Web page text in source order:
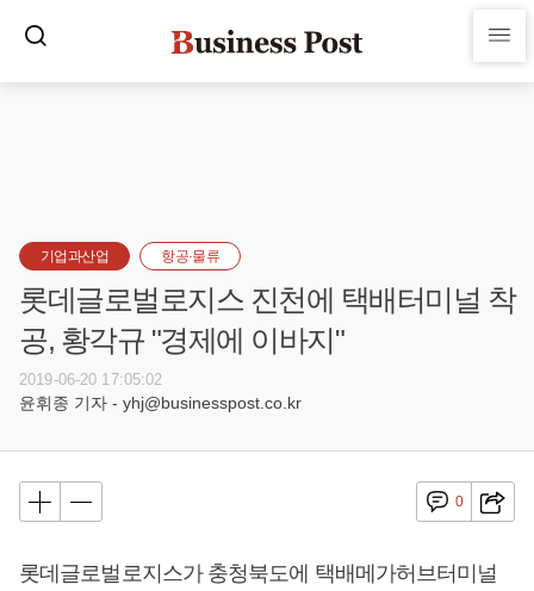
기업과산업 항공·물류
롯데글로벌로지스 진천에 택배터미널 착
공, 황각규 "경제에 이바지"
2019-06-20 17:05:02
윤휘종 기자 - yhj@businesspost.co.kr
0
롯데글로벌로지스가 충청북도에 택배메가허브터미널